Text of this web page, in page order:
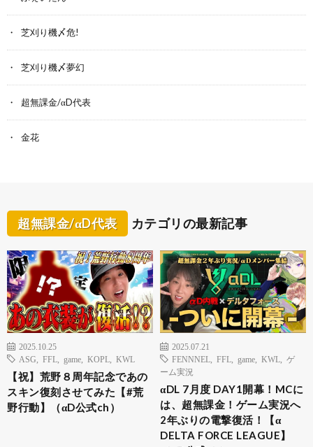
芝刈り機〆危!
芝刈り機〆夢幻
超無課金/αD代表
金花
超無課金/αD代表 カテゴリの最新記事
2025.10.25
ASG
FFL game KOPL KWL
【祝】荒野８周年記念であの
スキン復刻させてみた【#荒
野行動】（αD公式ch）
2025.07.21
FENNNEL
FFL game KWL
ゲ
ーム実況
αDL 7月度 DAY1開幕！MCに
は、超無課金！ゲーム実況へ
2年ぶりの電撃復活！【α
DELTA FORCE LEAGUE】